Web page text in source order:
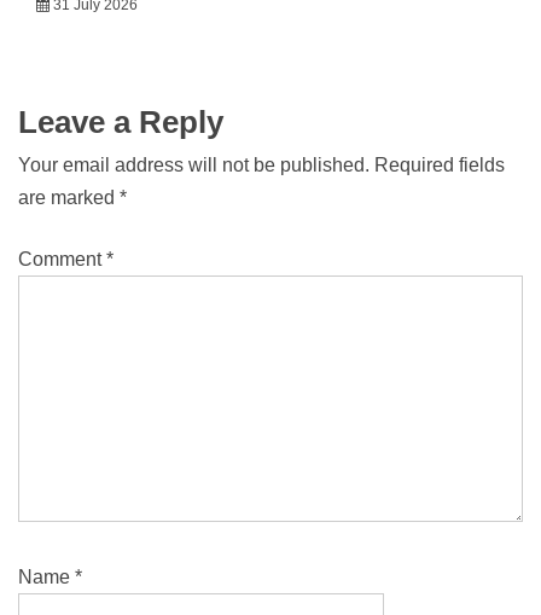
31 July 2026
Leave a Reply
Your email address will not be published. Required fields
are marked *
Comment*
Name *